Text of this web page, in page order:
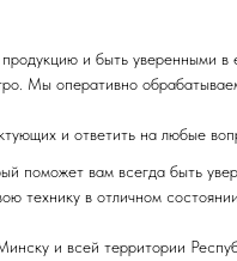
и быть уверенными в
Мы оперативно
и ответить на любые
поможет вам всегда быть
технику в отличном
и всей территории